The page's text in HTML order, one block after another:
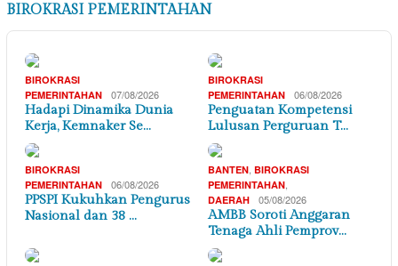
BIROKRASI PEMERINTAHAN
BIROKRASI
PEMERINTAHAN
07/08/2026
Hadapi Dinamika Dunia
Kerja, Kemnaker Se…
BIROKRASI
PEMERINTAHAN
06/08/2026
Penguatan Kompetensi
Lulusan Perguruan T…
BIROKRASI
PEMERINTAHAN
06/08/2026
PPSPI Kukuhkan Pengurus
Nasional dan 38 …
BANTEN BIROKRASI
PEMERINTAHAN
DAERAH 05/08/2026
AMBB Soroti Anggaran
Tenaga Ahli Pemprov…